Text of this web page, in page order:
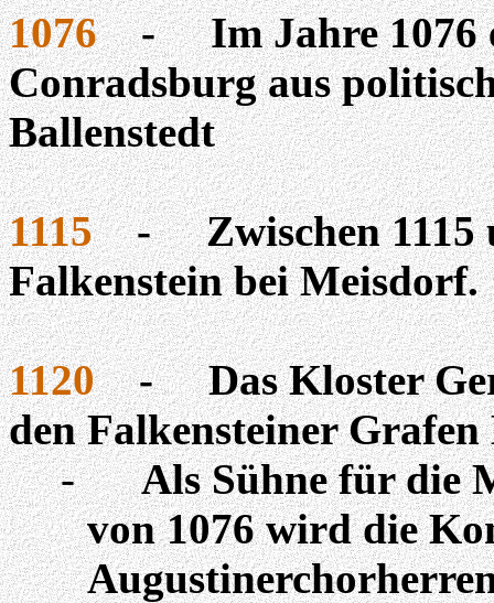
1076 -
Im Jahre
Conradsburgaus
Ballenstedt
1115 -
Zwischen
Falkenstein bei Meisdorf.
1120 -
Das Kloster
den Falkensteiner
-
Als Sühne für die
von 1076 wird die